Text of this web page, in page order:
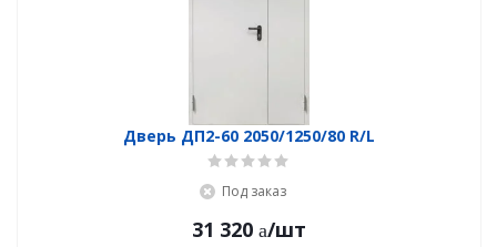
Дверь ДП2-60 2050/1250/80 R/L
Под заказ
31 320 /шт